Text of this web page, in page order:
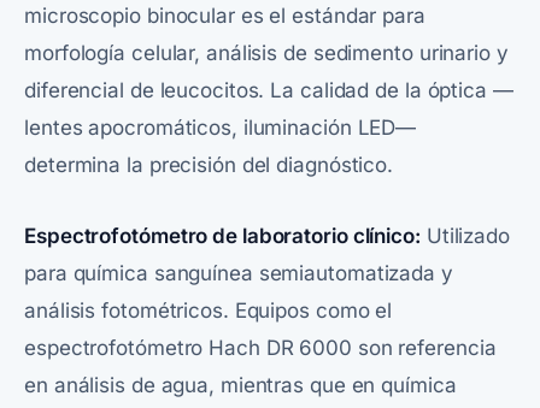
microscopio binocular es el estándar para
morfología celular, análisis de sedimento urinario y
diferencial de leucocitos. La calidad de la óptica —
lentes apocromáticos, iluminación LED—
determina la precisión del diagnóstico.
Espectrofotómetro de laboratorio clínico: Utilizado
para química sanguínea semiautomatizada y
análisis fotométricos. Equipos como el
espectrofotómetro Hach DR 6000 son referencia
en análisis de agua, mientras que en química